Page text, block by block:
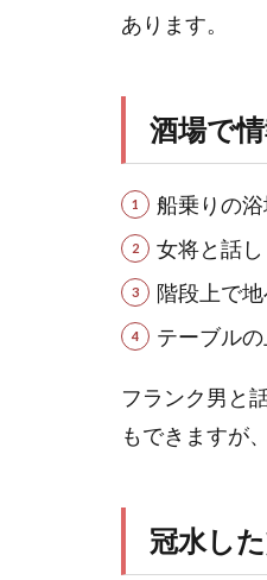
あります。
酒場で
船乗りの
女将と話
階段上で
テーブル
フランク男と
もできますが
冠水し